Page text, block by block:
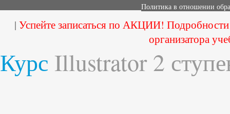
Политика в отношении
| Успейте записаться по АКЦИИ!
организатора
Курс Illustrator 2